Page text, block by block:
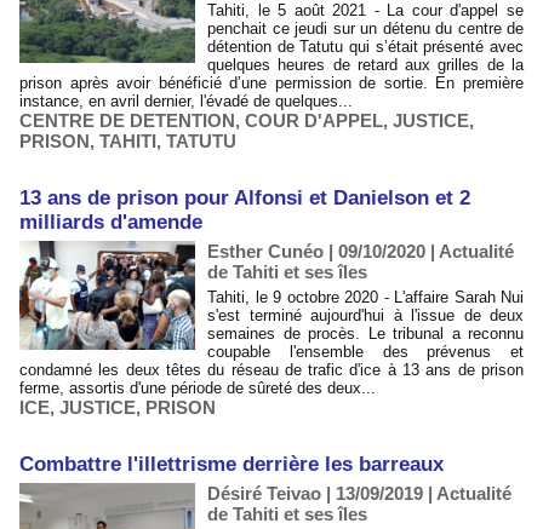
Tahiti, le 5 août 2021 - La cour d'appel se
penchait ce jeudi sur un détenu du centre de
détention de Tatutu qui s’était présenté avec
quelques heures de retard aux grilles de la
prison après avoir bénéficié d’une permission de sortie. En première
instance, en avril dernier, l'évadé de quelques...
CENTRE DE DETENTION, COUR D'APPEL, JUSTICE,
PRISON, TAHITI, TATUTU
13 ans de prison pour Alfonsi et Danielson et 2
milliards d'amende
Esther Cunéo | 09/10/2020 | Actualité
de Tahiti et ses îles
Tahiti, le 9 octobre 2020 - L'affaire Sarah Nui
s'est terminé aujourd'hui à l'issue de deux
semaines de procès. Le tribunal a reconnu
coupable l'ensemble des prévenus et
condamné les deux têtes du réseau de trafic d'ice à 13 ans de prison
ferme, assortis d'une période de sûreté des deux...
ICE, JUSTICE, PRISON
Combattre l'illettrisme derrière les barreaux
Désiré Teivao | 13/09/2019 | Actualité
de Tahiti et ses îles